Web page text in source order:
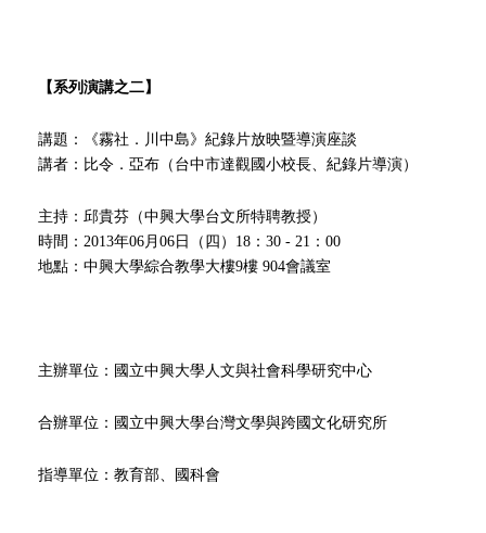
【系列演講之二】
講題：《霧社．川中島》紀錄片放映暨導演座談
講者：比令 ．亞布 （台中市達觀國小校長 、紀錄片導演）
主持：邱貴芬（中興大學台文所特聘教授）
時間： 2013年06 月 06日（四） 18 ： 30 - 21 ： 00
地點： 中興大學綜合教學大樓9樓 904會議室
主辦單位：國立中興大學人文與社會科學研究中心
合辦單位：國立中興大學台灣文學與跨國文化研究所
指導單位：教育部、國科會